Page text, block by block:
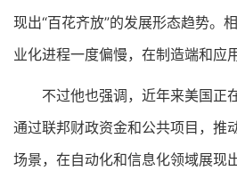
现出“百花齐放”的发展形态趋势。
业化进程一度偏慢，在制造端和应
不过他也强调，近年来美国正
通过联邦财政资金和公共项目，推
场景，在自动化和信息化领域展现